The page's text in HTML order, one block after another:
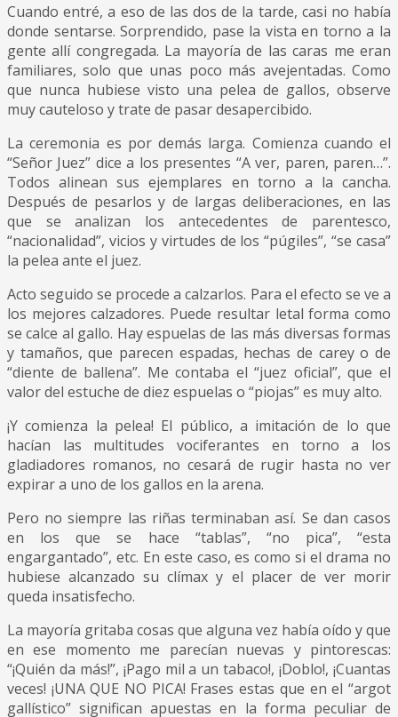
Cuando entré, a eso de las dos de la tarde, casi no había
donde sentarse. Sorprendido, pase la vista en torno a la
gente allí congregada. La mayoría de las caras me eran
familiares, solo que unas poco más avejentadas. Como
que nunca hubiese visto una pelea de gallos, observe
muy cauteloso y trate de pasar desapercibido.
La ceremonia es por demás larga. Comienza cuando el
“Señor Juez” dice a los presentes “A ver, paren, paren…”.
Todos alinean sus ejemplares en torno a la cancha.
Después de pesarlos y de largas deliberaciones, en las
que se analizan los antecedentes de parentesco,
“nacionalidad”, vicios y virtudes de los “púgiles”, “se casa”
la pelea ante el juez.
Acto seguido se procede a calzarlos. Para el efecto se ve a
los mejores calzadores. Puede resultar letal forma como
se calce al gallo. Hay espuelas de las más diversas formas
y tamaños, que parecen espadas, hechas de carey o de
“diente de ballena”. Me contaba el “juez oficial”, que el
valor del estuche de diez espuelas o “piojas” es muy alto.
¡Y comienza la pelea! El público, a imitación de lo que
hacían las multitudes vociferantes en torno a los
gladiadores romanos, no cesará de rugir hasta no ver
expirar a uno de los gallos en la arena.
Pero no siempre las riñas terminaban así. Se dan casos
en los que se hace “tablas”, “no pica”, “esta
engargantado”, etc. En este caso, es como si el drama no
hubiese alcanzado su clímax y el placer de ver morir
queda insatisfecho.
La mayoría gritaba cosas que alguna vez había oído y que
en ese momento me parecían nuevas y pintorescas:
“¡Quién da más!”, ¡Pago mil a un tabaco!, ¡Doblo!, ¡Cuantas
veces! ¡UNA QUE NO PICA! Frases estas que en el “argot
gallístico” significan apuestas en la forma peculiar de